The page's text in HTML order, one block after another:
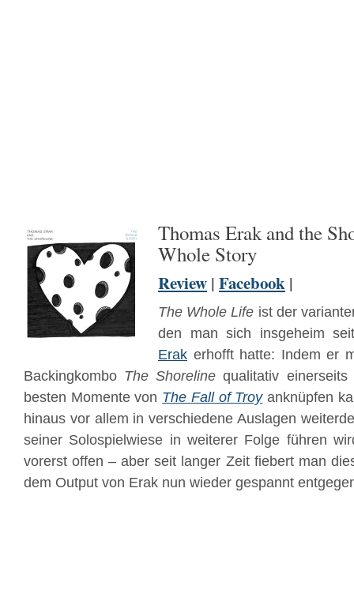
Thomas Erak and the
Whole Story
Review | Facebook |
The Whole Life ist der
den man sich insgeheim
Erak erhofft hatte: Indem er
Backingkombo The Shoreline qualitativ
besten Momente von The Fall of Troyanknüpfen
hinaus vor allem in verschiedene Auslagen
seiner Solospielwiese in weiterer Folge führen
vorerst offen – aber seit langer Zeit fiebert man
dem Output von Erak nun wieder gespannt